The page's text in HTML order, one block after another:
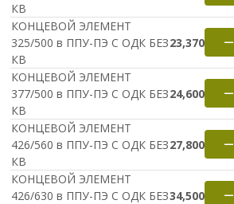
КВ
КОНЦЕВОЙ ЭЛЕМЕНТ
325/500 в ППУ-ПЭ С ОДК БЕЗ
КВ
23,370 —
КОНЦЕВОЙ ЭЛЕМЕНТ
377/500 в ППУ-ПЭ С ОДК БЕЗ
КВ
24,600 —
КОНЦЕВОЙ ЭЛЕМЕНТ
426/560 в ППУ-ПЭ С ОДК БЕЗ
КВ
27,800 —
КОНЦЕВОЙ ЭЛЕМЕНТ
426/630 в ППУ-ПЭ С ОДК БЕЗ34,500 —